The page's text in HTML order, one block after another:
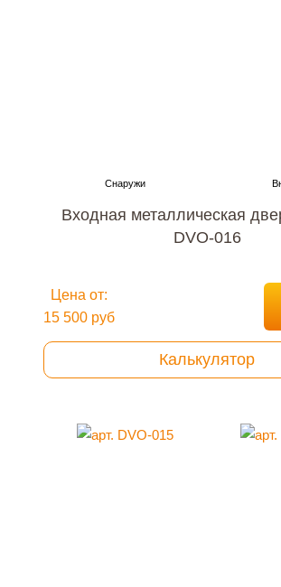
Входная металлическая
DVO-016
Цена от:
15 500 руб
Калькулятор